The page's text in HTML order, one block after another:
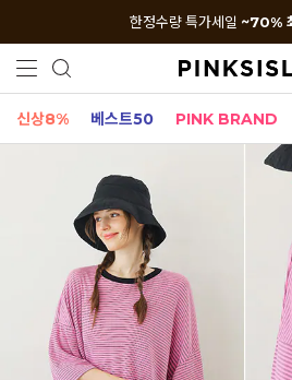
한정수량 특가세일 ~70%
신상8% 베스트50 PINK BRAND